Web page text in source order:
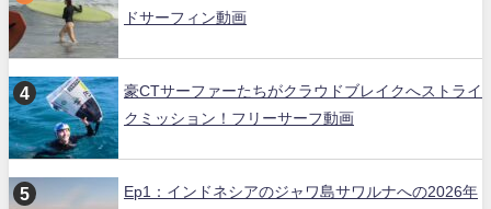
ドサーフィン動画
豪CTサーファーたちがクラウドブレイクへストライ
クミッション！フリーサーフ動画
Ep1：インドネシアのジャワ島サワルナへの2026年